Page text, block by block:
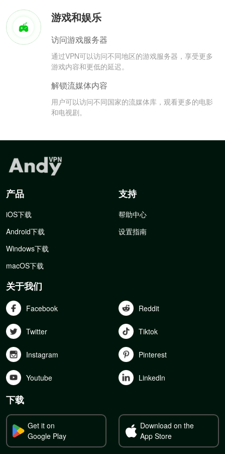
游戏和娱乐
访问游戏服务器
通过VPN可以访问不同地区的游戏服务器，享受更多
游戏内容和更低的延迟。
解锁流媒体内容
用户可以访问不同国家的流媒体库，观看更多的电影
和电视剧。
产品
iOS下载
Android下载
Windows下载
macOS下载
支持
帮助中心
设置指南
关于我们
Facebook Reddit
Twitter Tiktok
Instagram Pinterest
Youtube Linkedln
下载
Get it on
Google Play
Download on the
App Store